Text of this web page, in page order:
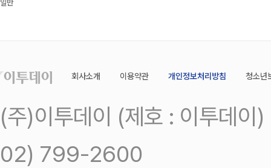
일반
회사소개 이용약관 개인정보처리방침 청소년
(주)이투데이 (제호 : 이투데
02) 799-2600